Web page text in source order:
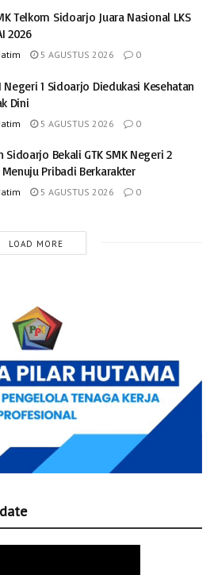
Telkom Sidoarjo Juara Nasional LKS
2026
5 AGUSTUS 2026 0
Negeri 1 Sidoarjo Diedukasi Kesehatan
Dini
5 AGUSTUS 2026 0
Sidoarjo Bekali GTK SMK Negeri 2
Pribadi Berkarakter
5 AGUSTUS 2026 0
LOAD MORE